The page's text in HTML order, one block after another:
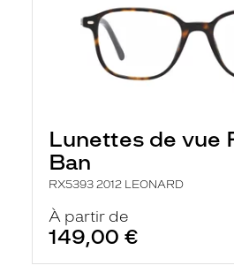
Lunettes de vue
Ban
RX5393 2012 LEONARD
À partir de
149,00 €